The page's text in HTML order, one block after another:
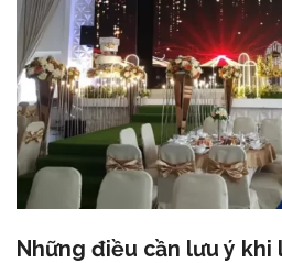
Những điều cần lưu ý